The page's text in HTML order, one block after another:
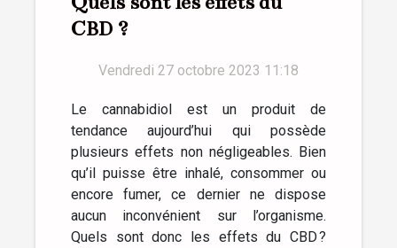
CBD ?
Vendredi 27 octobre 2023 11:18
Le cannabidiol est un produit de
tendance aujourd’hui qui possède
plusieurs effets non négligeables. Bien
qu’il puisse être inhalé, consommer ou
encore fumer, ce dernier ne dispose
aucun inconvénient sur l’organisme.
Quels sont donc les effets du CBD ?